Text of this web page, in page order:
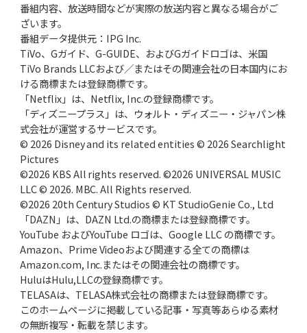
番組内容、放送時間などが実際の放送内容と異なる場合がご
ざいます。
番組データ提供元：IPG Inc.
TiVo、Gガイド、G-GUIDE、およびGガイドロゴは、米国
TiVo Brands LLCおよび／またはその関連会社の日本国内にお
ける商標または登録商標です。
「Netflix」は、Netflix, Inc.の登録商標です。
「ディズニープラス」は、ウォルト・ディズニー・ジャパン株
式会社が運営するサービスです。
© 2026 Disney and its related entities © 2026 Searchlight
Pictures
©2026 KBS All rights reserved. ©2026 UNIVERSAL MUSIC
LLC © 2026. MBC. All Rights reserved.
©2026 20th Century Studios © KT StudioGenie Co., Ltd
「DAZN」は、DAZN Ltd.の商標または登録商標です。
YouTube およびYouTube ロゴは、Google LLC の商標です。
Amazon、Prime Videoおよび関連する全ての商標は
Amazon.com, Inc.またはその関連会社の商標です。
HuluはHulu,LLCの登録商標です。
TELASAは、TELASA株式会社の商標または登録商標です。
このホームページに掲載している記事・写真等あらゆる素材
の無断複写・転載を禁じます。